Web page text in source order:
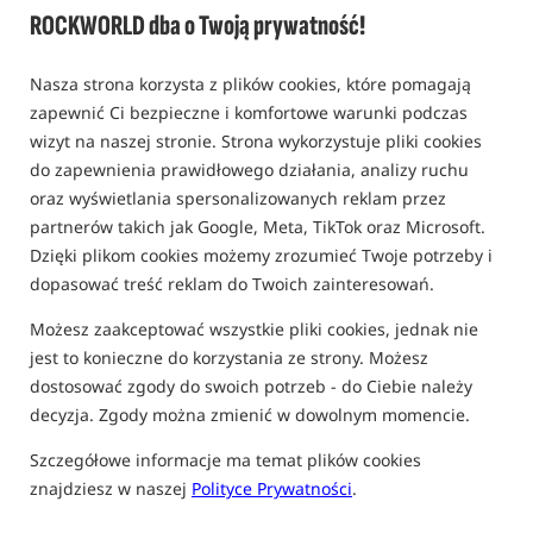
ROCKWORLD dba o Twoją prywatność!
Nasza strona korzysta z plików cookies, które pomagają
zapewnić Ci bezpieczne i komfortowe warunki podczas
wizyt na naszej stronie. Strona wykorzystuje pliki cookies
do zapewnienia prawidłowego działania, analizy ruchu
oraz wyświetlania spersonalizowanych reklam przez
partnerów takich jak Google, Meta, TikTok oraz Microsoft.
Dzięki plikom cookies możemy zrozumieć Twoje potrzeby i
dopasować treść reklam do Twoich zainteresowań.
Możesz zaakceptować wszystkie pliki cookies, jednak nie
jest to konieczne do korzystania ze strony. Możesz
dostosować zgody do swoich potrzeb - do Ciebie należy
decyzja. Zgody można zmienić w dowolnym momencie.
Szczegółowe informacje ma temat plików cookies
znajdziesz w naszej Polityce Prywatności.
Mata do ważenia i odhaczania duża /Tandem Baits
0 opinii